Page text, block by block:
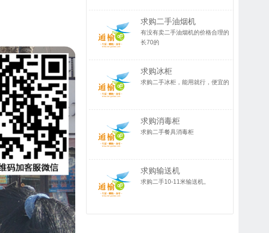
求购二手油烟机
有没有卖二手油烟机的价格合理的
长70的
求购冰柜
求购二手冰柜，能用就行，便宜的
求购消毒柜
求购二手餐具消毒柜
求购输送机
求购二手10-11米输送机。